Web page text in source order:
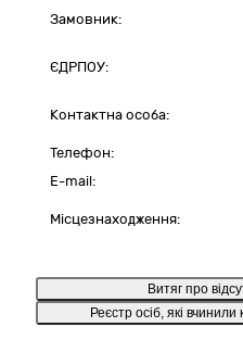
Замовник:
ЄДРПОУ:
Контактна особа:
Телефон:
E-mail:
Місцезнаходження:
Витяг про
Реєстр осіб, які